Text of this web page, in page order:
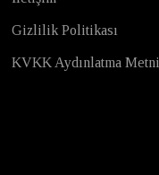
Gizlilik Politikası
KVKK Aydınlatma Metni